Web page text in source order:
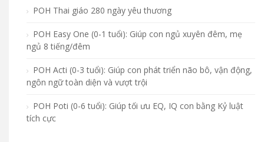
POH Thai giáo 280 ngày yêu thương
POH Easy One (0-1 tuổi): Giúp con ngủ xuyên đêm, mẹ
ngủ 8 tiếng/đêm
POH Acti (0-3 tuổi): Giúp con phát triển não bô, vận động,
ngôn ngữ toàn diện và vượt trội
POH Poti (0-6 tuổi): Giúp tối ưu EQ, IQ con bằng Kỷ luật
tích cực